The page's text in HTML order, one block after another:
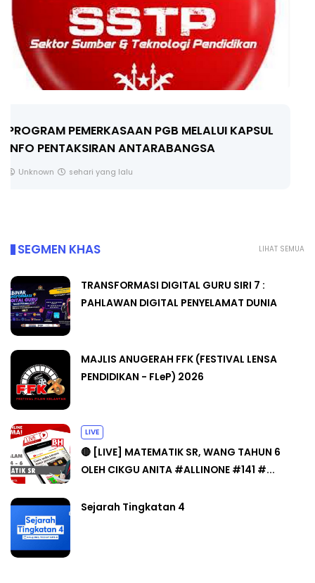
🔴 [LIVE] FIZIK TING 5 (DLP), 5.2
SEMICONDUCTOR DIODE PART-2 OLEH CIKG...
LIHAT SEMUA
SEGMEN KHAS
TRANSFORMASI DIGITAL GURU SIRI 7 :
PAHLAWAN DIGITAL PENYELAMAT DUNIA
MAJLIS ANUGERAH FFK (FESTIVAL LENSA
PENDIDIKAN - FLeP) 2026
LIVE
🔴 [LIVE] MATEMATIK SR, WANG TAHUN 6
OLEH CIKGU ANITA #ALLINONE #141 #...
Sejarah Tingkatan 4